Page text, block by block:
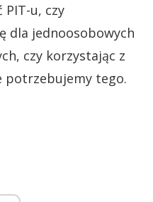
PIT-u, czy
dla jednoosobowych
czy korzystając z
potrzebujemy tego.